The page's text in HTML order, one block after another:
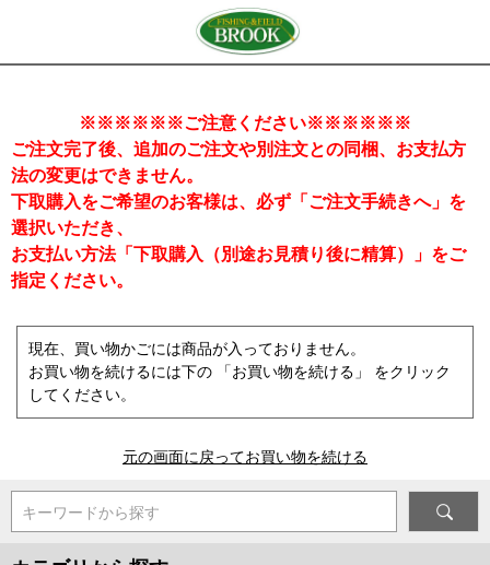
※※※※※※ご注意ください※※※※※※
ご注文完了後、追加のご注文や別注文との同梱、お支払方
法の変更はできません。
下取購入をご希望のお客様は、必ず「ご注文手続きへ」を
選択いただき、
お支払い方法「下取購入（別途お見積り後に精算）」をご
指定ください。
現在、買い物かごには商品が入っておりません。
お買い物を続けるには下の 「お買い物を続ける」 をクリック
してください。
元の画面に戻ってお買い物を続ける
キーワードから探す